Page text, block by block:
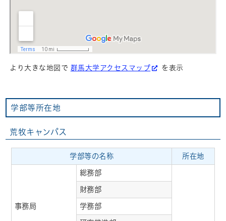
より大きな地図で 群馬大学アクセスマップ を表示
学部等所在地
荒牧キャンパス
学部等の名称 所在地
事務局
総務部
財務部
学務部